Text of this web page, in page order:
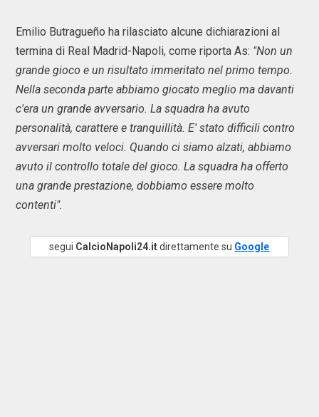
Emilio Butragueño ha rilasciato alcune dichiarazioni al
termina di Real Madrid-Napoli, come riporta As: "Non un
grande gioco e un risultato immeritato nel primo tempo.
Nella seconda parte abbiamo giocato meglio ma davanti
c'era un grande avversario. La squadra ha avuto
personalità, carattere e tranquillità. E' stato difficili contro
avversari molto veloci. Quando ci siamo alzati, abbiamo
avuto il controllo totale del gioco. La squadra ha offerto
una grande prestazione, dobbiamo essere molto
contenti".
segui CalcioNapoli24.itdirettamente su Google